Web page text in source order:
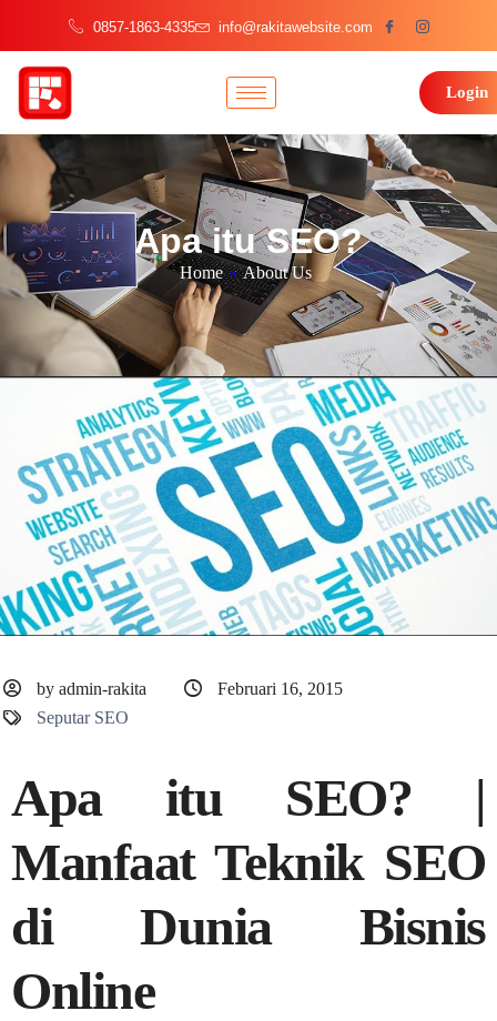
0857-1863-4335 info@rakitawebsite.com
Login
Apa itu SEO?
Home » About Us
by admin-rakita
Februari 16, 2015
Seputar SEO
Apa itu SEO? |
Manfaat Teknik SEO
di Dunia Bisnis
Online